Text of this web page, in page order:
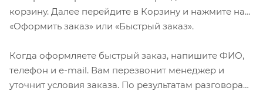
корзину. Далее перейдите в Корзину и нажмите на
«Оформить заказ» или «Быстрый заказ».
Когда оформляете быстрый заказ, напишите ФИО,
телефон и e-mail. Вам перезвонит менеджер и
уточнит условия заказа. По результатам разговора